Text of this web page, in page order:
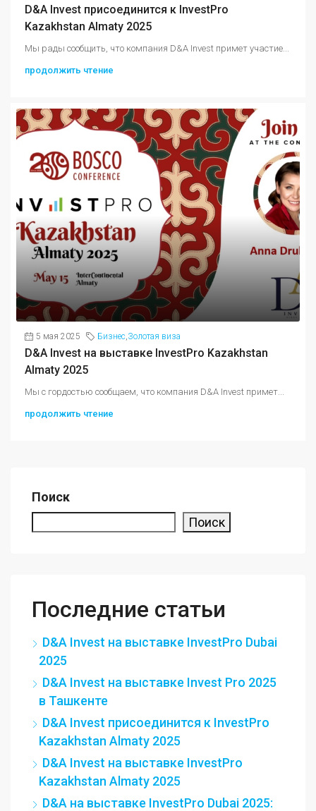
D&A Invest присоединится к InvestPro
Kazakhstan Almaty 2025
Мы рады сообщить, что компания D&A Invest примет участие...
продолжить чтение
5 мая 2025 Бизнес Золотая виза
D&A Invest на выставке InvestPro Kazakhstan
Almaty 2025
Мы с гордостью сообщаем, что компания D&A Invest примет...
продолжить чтение
Поиск
Поиск
Последние статьи
D&A Invest на выставке InvestPro Dubai
2025
D&A Invest на выставке Invest Pro 2025
в Ташкенте
D&A Invest присоединится к InvestPro
Kazakhstan Almaty 2025
D&A Invest на выставке InvestPro
Kazakhstan Almaty 2025
D&A на выставке InvestPro Dubai 2025: